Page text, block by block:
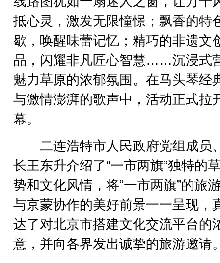
抵心灵，激发无限憧憬；飘香的特
歇，唤醒味蕾记忆；精巧的非遗文
品，闪耀非凡匠心智慧……沉浸式
魅力草原的浓郁氛围。在马头琴经
与激情澎湃的歌声中，活动正式拉
幕。
二连浩特市人民政府党组成员
长王东升介绍了“一市两旗”独特的
势和文化风情，将“一市两旗”的旅
与京蒙协作的美好前景一一呈现，
达了对北京市搭建文化交流平台的
意，并向各界发出诚挚的旅游邀请